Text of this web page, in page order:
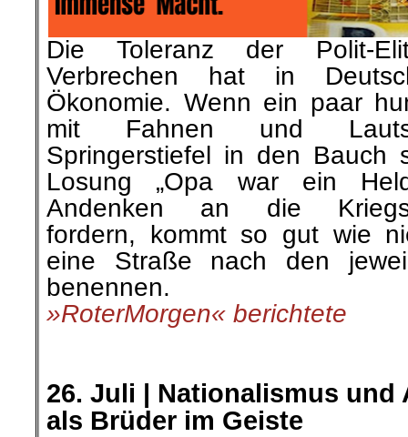
Die Toleranz der Polit-
Verbrechen hat in
Ökonomie. Wenn ein paar
mit Fahnen und
Springerstiefel in den Bauch
Losung „Opa war ein
Andenken an die
fordern, kommt so gut wie
eine Straße nach den
benennen.
»RoterMorgen« berichtete
26. Juli | Nationalismus und
als Brüder im Geiste